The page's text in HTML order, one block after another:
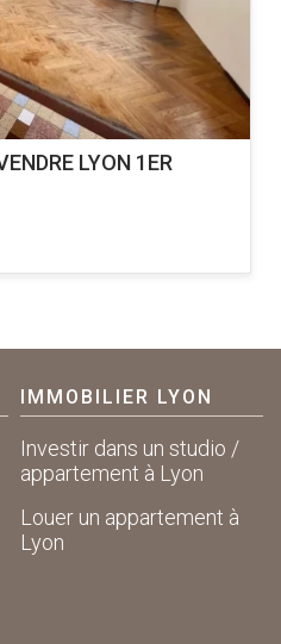
LYON 1ER
IMMOBILIER LYON
Investir dans un studio /
appartement à Lyon
Louer un appartement à
Lyon